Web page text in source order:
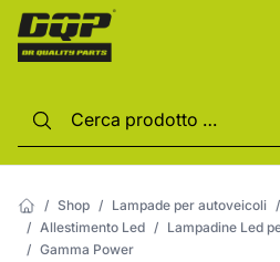
/ Shop / Lampade per autoveicoli /
/ Allestimento Led / Lampadine Led
/ Gamma Power